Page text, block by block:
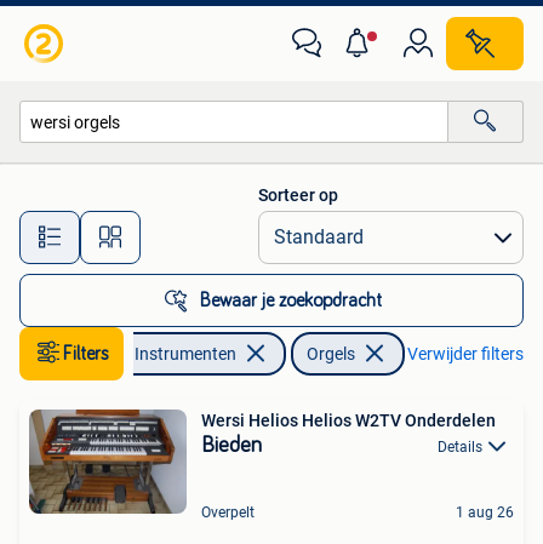
Alle afstanden…
Sorteer op
Bewaar je zoekopdracht
Filters
Muziek en Instrumenten Orgels Verwijder filters
Wersi Helios Helios W2TV Onderdelen
Bieden Details
Overpelt 1 aug 26